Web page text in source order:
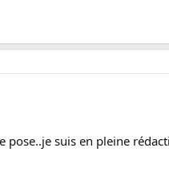
suis en pleine